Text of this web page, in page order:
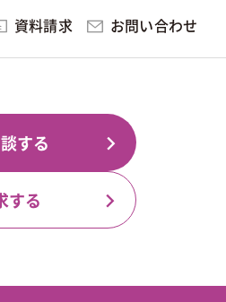
資料請求 お問い合わせ
する
する